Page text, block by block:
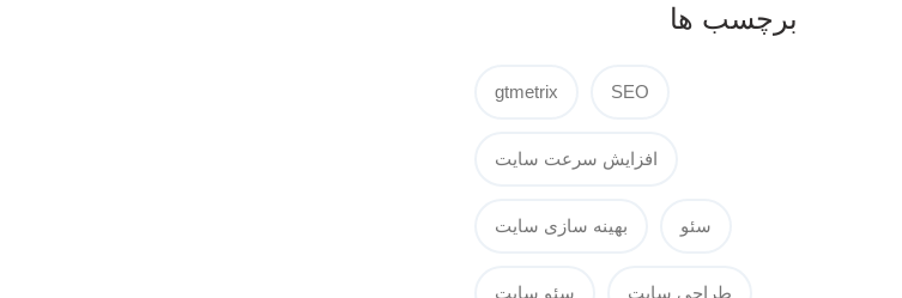
برچسب ها
gtmetrix SEO
افزایش سرعت سایت
بهینه سازی سایت سئو
سئو سایت طراحی سایت